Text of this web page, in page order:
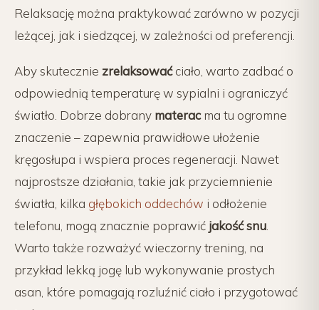
Relaksację można praktykować zarówno w pozycji
leżącej, jak i siedzącej, w zależności od preferencji.
Aby skutecznie zrelaksowaćciało, warto zadbać o
odpowiednią temperaturę w sypialni i ograniczyć
światło. Dobrze dobrany materacma tu ogromne
znaczenie – zapewnia prawidłowe ułożenie
kręgosłupa i wspiera proces regeneracji. Nawet
najprostsze działania, takie jak przyciemnienie
światła, kilka głębokich oddechów i odłożenie
telefonu, mogą znacznie poprawić jakość snu
Warto także rozważyć wieczorny trening, na
przykład lekką jogę lub wykonywanie prostych
asan, które pomagają rozluźnić ciało i przygotować